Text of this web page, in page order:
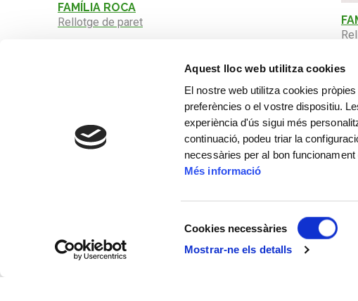
Aquest lloc web utilitza cookies
El nostre web utilitza cookies
preferències o el vostre dispositiu.
experiència d'ús sigui més
continuació, podeu triar la
necessàries per al bon funcionament
Més informació
de
consentiment
Cookies necessàries
Mostrar-ne els detalls
FAMÍLIA ROCA
Rellotge de paret